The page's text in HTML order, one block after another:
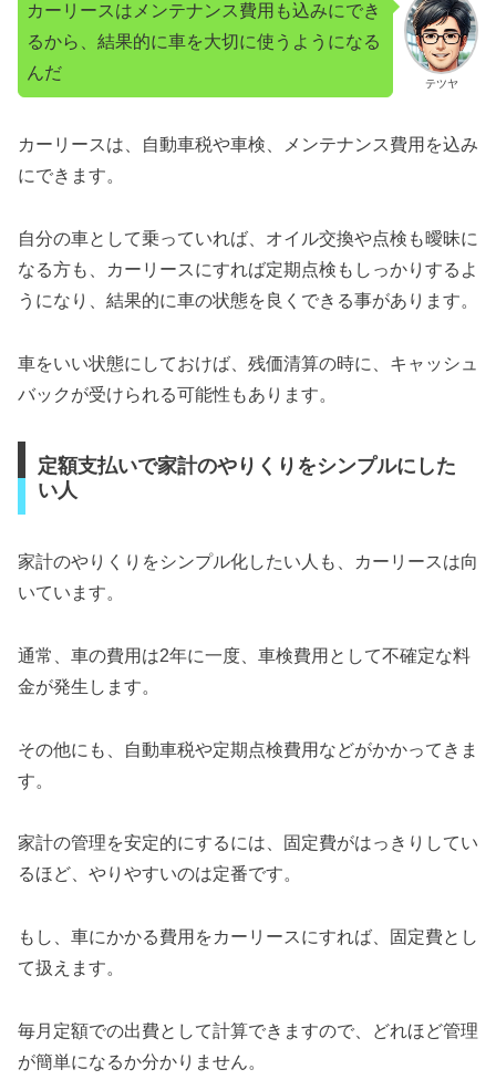
テツヤ
カーリースはメンテナンス費用も込みにでき
るから、結果的に車を大切に使うようになる
んだ
カーリースは、自動車税や車検、メンテナンス費用を込み
にできます。
自分の車として乗っていれば、オイル交換や点検も曖昧に
なる方も、カーリースにすれば定期点検もしっかりするよ
うになり、結果的に車の状態を良くできる事があります。
車をいい状態にしておけば、残価清算の時に、キャッシュ
バックが受けられる可能性もあります。
定額支払いで家計のやりくりをシンプルにした
い人
家計のやりくりをシンプル化したい人も、カーリースは向
いています。
通常、車の費用は2年に一度、車検費用として不確定な料
金が発生します。
その他にも、自動車税や定期点検費用などがかかってきま
す。
家計の管理を安定的にするには、固定費がはっきりしてい
るほど、やりやすいのは定番です。
もし、車にかかる費用をカーリースにすれば、固定費とし
て扱えます。
毎月定額での出費として計算できますので、どれほど管理
が簡単になるか分かりません。